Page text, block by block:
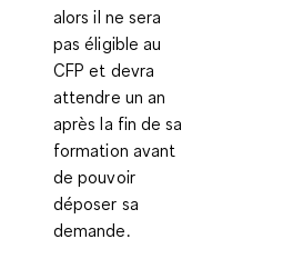
alors il ne sera
pas éligible au
CFP et devra
attendre un an
après la fin de sa
formation avant
de pouvoir
déposer sa
demande.